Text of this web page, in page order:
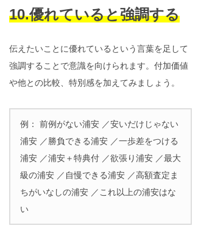
10.優れていると強調する
伝えたいことに優れているという言葉を足して
強調することで意識を向けられます。付加価値
や他との比較、特別感を加えてみましょう。
例： 前例がない浦安 ／安いだけじゃない
浦安 ／勝負できる浦安 ／一歩差をつける
浦安 ／浦安＋特典付 ／欲張り浦安 ／最大
級の浦安 ／自慢できる浦安 ／高額査定ま
ちがいなしの浦安 ／これ以上の浦安はな
い